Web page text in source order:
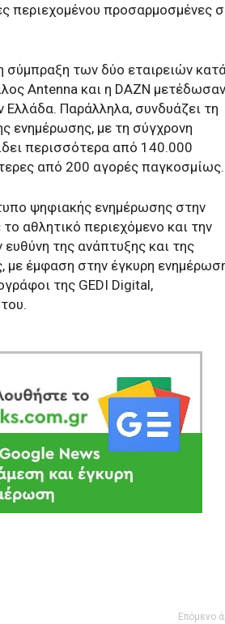
περιεχομένου προσαρμοσμένες
σύμπραξη των δύο εταιρειών
Antenna και η DAZN μετέδωσαν
Παράλληλα, συνδυάζει τη
ενημέρωσης, με τη σύγχρονη
περισσότερα από 140.000
από 200 αγορές παγκοσμίως.
ψηφιακής ενημέρωσης στην
αθλητικό περιεχόμενο και την
της ανάπτυξης και της
με έμφαση στην έγκυρη
της GEDI Digital,
Επόμενο